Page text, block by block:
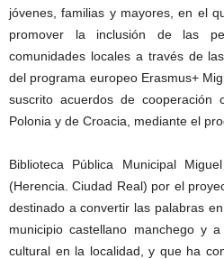
jóvenes, familias y mayores, en el
promover la inclusión de las
comunidades locales a través de
del programa europeo Erasmus+
suscrito acuerdos de cooperación
Polonia y de Croacia, mediante el
Biblioteca Pública Municipal
(Herencia. Ciudad Real) por el
destinado a convertir las palabras
municipio castellano manchego y
cultural en la localidad, y que ha